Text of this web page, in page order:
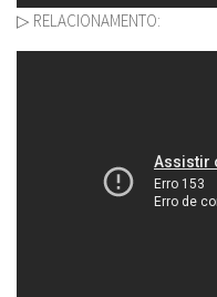
▷ RELACIONAMENTO: